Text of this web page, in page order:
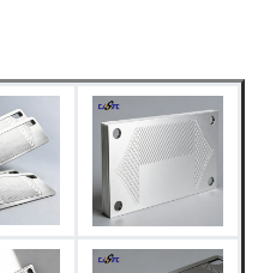
массовое производство
В виде травления,
пассивации или
индивидуальной обработки